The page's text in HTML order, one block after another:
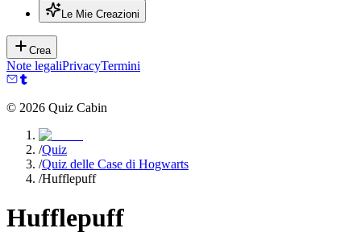
Le Mie Creazioni
Crea
Note legaliPrivacyTermini
© 2026 Quiz Cabin
/Quiz
/Quiz delle Case di Hogwarts
/Hufflepuff
Hufflepuff